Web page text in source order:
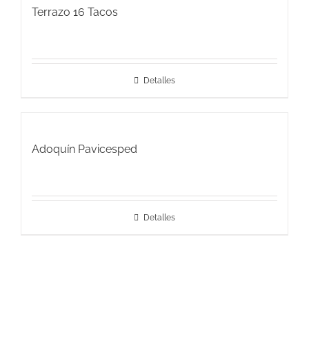
Terrazo 16 Tacos
Detalles
Adoquín Pavicesped
Detalles